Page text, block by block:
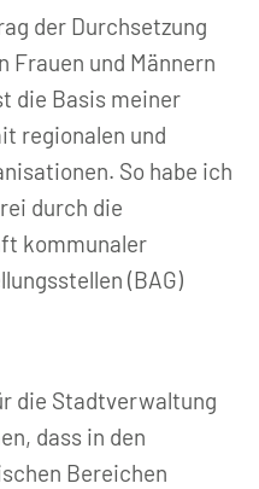
der Durchsetzung
Frauen und Männern
die Basis meiner
regionalen und
So habe ich
durch die
kommunaler
(BAG)
die Stadtverwaltung
dass in den
Bereichen